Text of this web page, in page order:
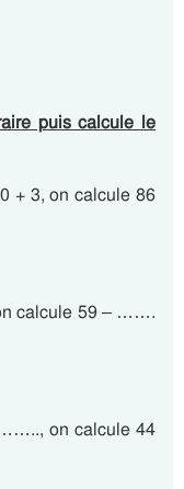
puis calcule le
+ 3, on calcule 86
calcule 59 – …….
on calcule 44